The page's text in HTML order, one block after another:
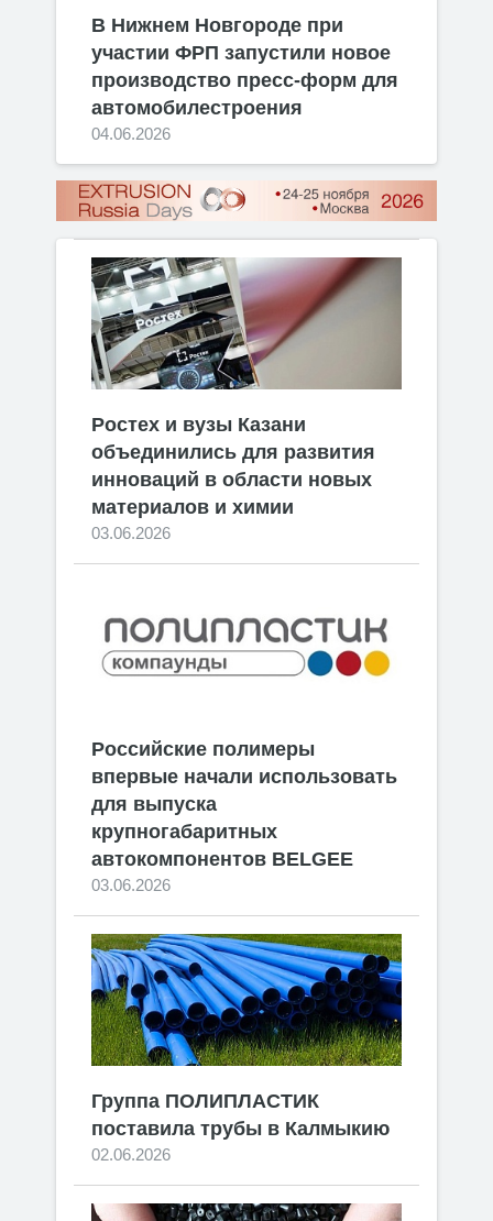
В Нижнем Новгороде при
участии ФРП запустили новое
производство пресс-форм для
автомобилестроения
04.06.2026
Ростех и вузы Казани
объединились для развития
инноваций в области новых
материалов и химии
03.06.2026
Российские полимеры
впервые начали использовать
для выпуска
крупногабаритных
автокомпонентов BELGEE
03.06.2026
Группа ПОЛИПЛАСТИК
поставила трубы в Калмыкию
02.06.2026